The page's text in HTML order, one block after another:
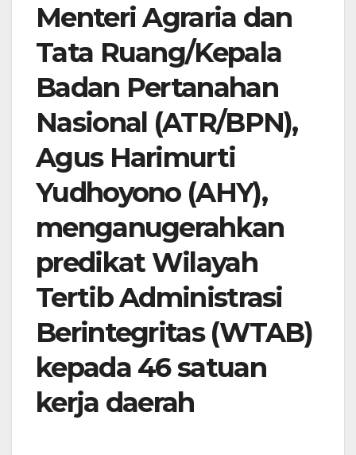
Menteri Agraria dan
Tata Ruang/Kepala
Badan Pertanahan
Nasional (ATR/BPN),
Agus Harimurti
Yudhoyono (AHY),
menganugerahkan
predikat Wilayah
Tertib Administrasi
Berintegritas (WTAB)
kepada 46 satuan
kerja daerah